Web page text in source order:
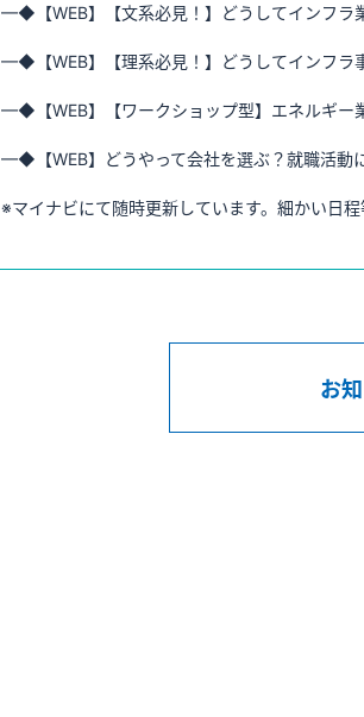
—◆【WEB】【文系必見！】どうしてインフラ
—◆【WEB】【理系必見！】どうしてインフラ
—◆【WEB】【ワークショップ型】エネルギー
—◆【WEB】どうやって会社を選ぶ？就職活動
※マイナビにて随時更新しています。細かい日
お